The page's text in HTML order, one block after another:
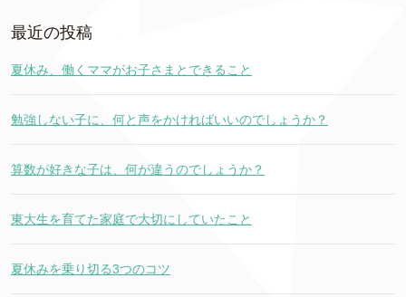
最近の投稿
夏休み、働くママがお子さまとできること
勉強しない子に、何と声をかければいいのでしょうか？
算数が好きな子は、何が違うのでしょうか？
東大生を育てた家庭で大切にしていたこと
夏休みを乗り切る3つのコツ